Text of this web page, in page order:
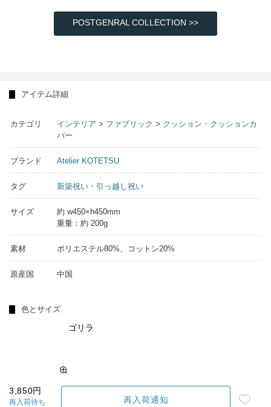
POSTGENRAL COLLECTION >>
アイテム詳細
カテゴリ インテリア > ファブリック > クッション・クッションカ
バー
ブランド Atelier KOTETSU
タグ 新築祝い・引っ越し祝い
サイズ
約 w450×h450mm
重量：約 200g
素材 ポリエステル80%、コットン20%
原産国 中国
色とサイズ
ゴリラ
3,850円
再入荷待ち 再入荷通知